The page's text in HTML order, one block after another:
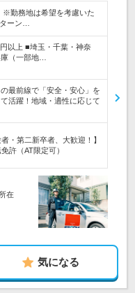
※勤務地は希望を考慮いた
ーン…
以上 ■埼玉・千葉・神奈
（一部地…
最前線で「安全・安心」を
活躍！地域・適性に応じて
・第二新卒者、大歓迎！】
許（AT限定可）
在
気になる